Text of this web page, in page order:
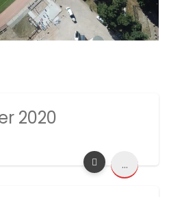
2020
...